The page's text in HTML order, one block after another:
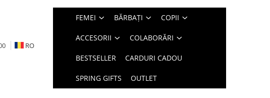
RO
FEMEI BĂRBAȚI COPII
ACCESORII COLABORĂRI
BESTSELLER CARDURI CADOU
SPRING GIFTS OUTLET